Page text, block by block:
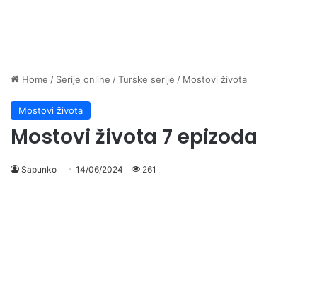
Home / Serije online /Turske serije / Mostovi života
Mostovi života
Mostovi života 7 epizoda
Sapunko 14/06/2024 261